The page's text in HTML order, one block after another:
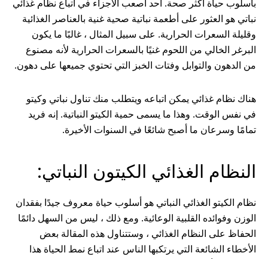
بأسلوب حياة أكثر صحة. أحد أصعب الأجزاء في اتباع نظام غذائي
نباتي هو العثور على أطعمة نباتية صحية غنية بالعناصر الغذائية
وقليلة السعرات الحرارية. على سبيل المثال ، غالبًا ما يكون
البرغر الخالي من اللحوم غنيًا بالسعرات الحرارية لأنه مصنوع
من الدهون والتوابل وفتات الخبز التي تحتوي جميعها على دهون.
هناك نظام غذائي يمكن اتباعه ويتطلب منك تناول نباتي وكيتو
في نفس الوقت. وهذا ما يسمى حمية الكيتو النباتية. إنه فريد
تمامًا وسرعان ما أصبح شائعًا في السنوات الأخيرة.
النظام الغذائي الكيتون النباتي:
نظام الكيتو الغذائي النباتي هو أسلوب حياة معروف جيدًا بفقدان
الوزن وفوائده القلبية الوعائية. ومع ذلك ، ليس من السهل دائمًا
الحفاظ على النظام الغذائي ، وستتناول هذه المقالة بعض
الأخطاء الشائعة التي يرتكبها الناس عند اتباع نمط الحياة هذا